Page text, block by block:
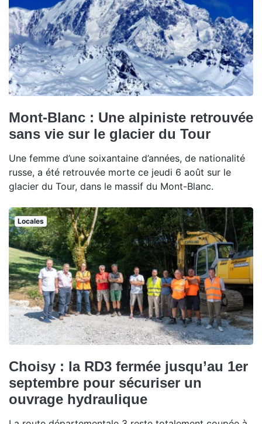
Mont-Blanc : Une alpiniste retrouvée
sans vie sur le glacier du Tour
Une femme d’une soixantaine d’années, de nationalité
russe, a été retrouvée morte ce jeudi 6 août sur le
glacier du Tour, dans le massif du Mont-Blanc.
Locales
Choisy : la RD3 fermée jusqu’au 1er
septembre pour sécuriser un
ouvrage hydraulique